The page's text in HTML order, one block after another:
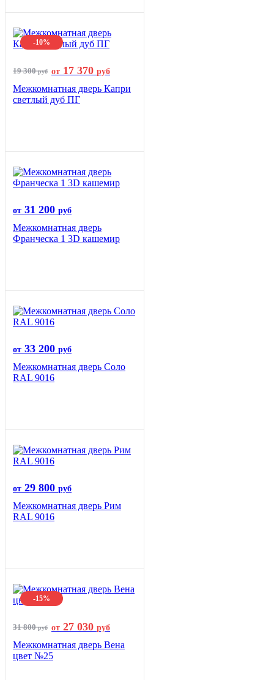
-10%
19 300руб от 17 370 руб
Межкомнатная дверь Капри
светлый дуб ПГ
от 31 200 руб
Межкомнатная дверь
Франческа 1 3D кашемир
от 33 200 руб
Межкомнатная дверь Соло
RAL 9016
от 29 800 руб
Межкомнатная дверь Рим
RAL 9016
-15%
31 800руб от 27 030 руб
Межкомнатная дверь Вена
цвет №25